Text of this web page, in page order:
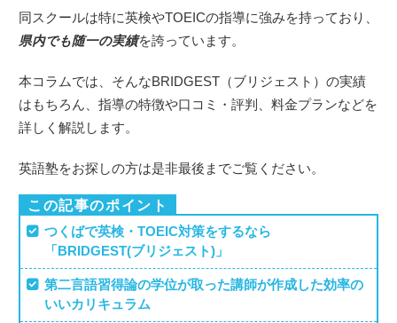
同スクールは特に英検やTOEICの指導に強みを持っており、
県内でも随一の実績を誇っています。
本コラムでは、そんなBRIDGEST（ブリジェスト）の実績
はもちろん、指導の特徴や口コミ・評判、料金プランなどを
詳しく解説します。
英語塾をお探しの方は是非最後までご覧ください。
この記事のポイント
つくばで英検・TOEIC対策をするなら
「BRIDGEST(ブリジェスト)」
第二言語習得論の学位が取った講師が作成した効率の
いいカリキュラム